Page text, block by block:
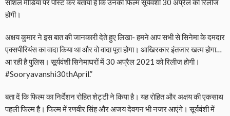
सोशल मीडिया पर पोस्ट कर बताया है कि उनकी फिल्म सूर्यवंशी 30 अप्रैल को रिलीज
होगी।
अक्षय कुमार ने इस बात की जानकारी देते हुए लिखा- हमने आप सभी से सिनेमा के दमदार
एक्सपीरियंस का वादा किया था और वो वादा पूरा होगा। आखिरकार इंतजार खत्म होगा…
आ रही है पुलिस। सूर्यवंशी सिनेमाघरों में 30 अप्रैल 2021 को रिलीज होगी।
#Sooryavanshi30thApril.”
बता दें कि फिल्म का निर्देशन रोहित शेट्टी ने किया है। यह रोहित और अक्षय की एकसाथ
पहली फिल्म है। फिल्म में रणवीर सिंह और अजय देवगन भी नजर आएंगे। सूर्यवंशी में